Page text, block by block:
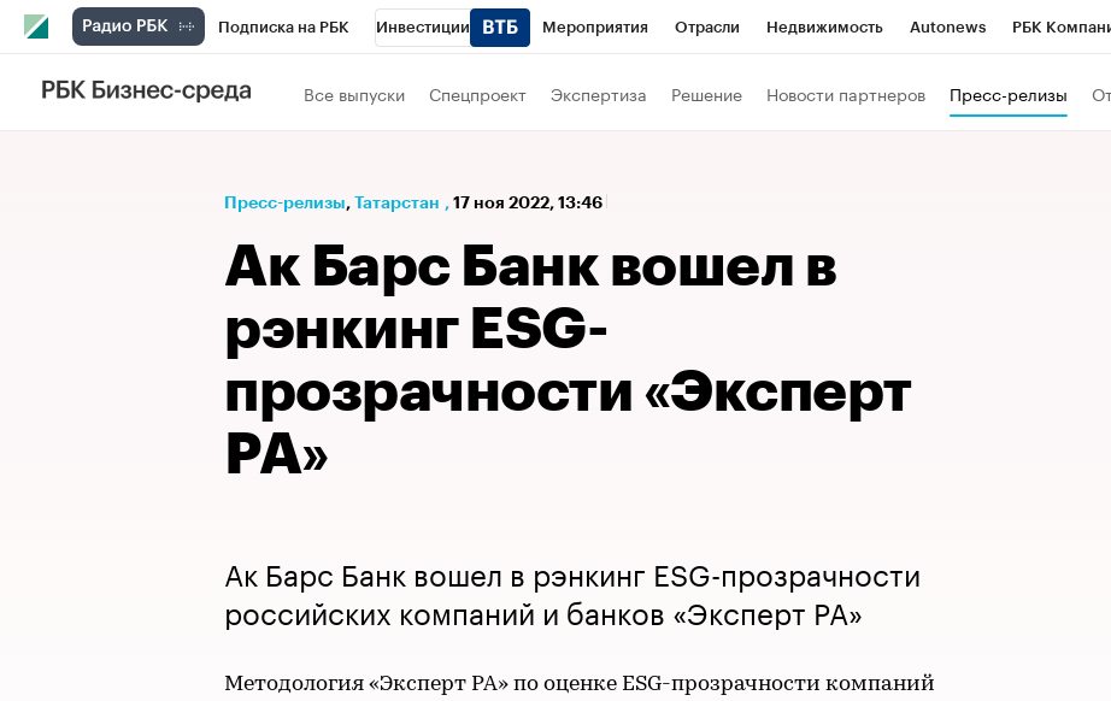
Подписка на РБК Инвестиции Мероприятия Отрасли Недвижимость Autonews РБК
РБК Вино
Проверка контрагентов Политика
Все выпуски Спецпроект Экспертиза Решение Новости партнеров Пресс-релизы
Пресс-релизы⁠, Татарстан , 17 ноя 2022, 13:46
Ак Барс Банк вошел в
рэнкинг ESG-
прозрачности «Эксперт
РА»
Ак Барс Банк вошел в рэнкинг ESG-прозрачности
российских компаний и банков «Эксперт РА»
Методология «Эксперт РА» по оценке ESG-прозрачности компаний